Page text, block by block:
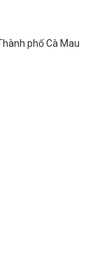
phố Cà Mau